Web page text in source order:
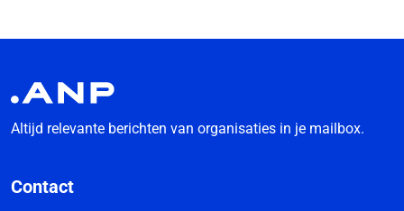
Altijd relevante berichten van organisaties in je mailbox.
Contact